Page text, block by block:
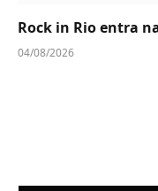
Rock in Rio entra
04/08/2026